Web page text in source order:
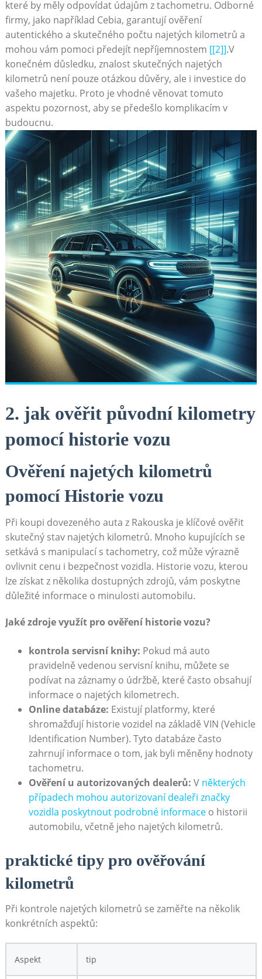
které by měly odpovídat údajům z tachometru. Odborné
firmy, jako například Cebia, garantují ověření
autentického a skutečného počtu najetých kilometrů a
mohou vám pomoci předejít nepříjemnostem [[2]].V
konečném důsledku, znalost skutečných najetých
kilometrů není pouze otázkou důvěry, ale i investice do
vašeho majetku. Proto je vhodné věnovat tomuto
aspektu pozornost, aby se předešlo komplikacím v
budoucnu.
2. jak ověřit původní kilometry
pomocí historie vozu
Ověření najetých kilometrů
pomocí Historie vozu
Při koupi dovezeného auta z Rakouska je klíčové ověřit
skutečný stav najetých kilometrů. Mnoho kupujících se
setkává s manipulací s tachometry, což může výrazně
ovlivnit cenu i bezpečnost vozidla. Historie vozu, kterou
lze získat z několika dostupných zdrojů, vám poskytne
důležité informace o minulosti automobilu.
Jaké zdroje využít pro ověření historie vozu?
kontrola servisní knihy: Pokud má auto
pravidelně vedenou servisní knihu, můžete se
podívat na záznamy o údržbě, které často obsahují
informace o najetých kilometrech.
Online databáze: Existují platformy, které
shromažďují historie vozidel na základě VIN (Vehicle
Identification Number). Tyto databáze často
zahrnují informace o tom, jak byli měněny hodnoty
tachometru.
Ověření u autorizovaných dealerů: V některých
případech mohou autorizovaní dealeři značky
vozidla poskytnout podrobné informaceo historii
automobilu, včetně jeho najetých kilometrů.
praktické tipy pro ověřování
kilometrů
Při kontrole najetých kilometrů se zaměřte na několik
konkrétních aspektů:
Aspekt tip